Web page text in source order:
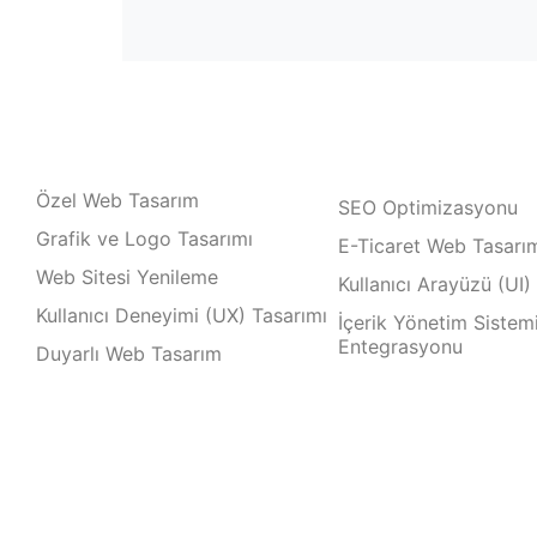
Özel Web Tasarım
Grafik ve Logo Tasarımı
Web Sitesi Yenileme
Kullanıcı Deneyimi (UX) Tasarımı
Duyarlı Web Tasarım
SEO Optimizasyonu
E-Ticaret Web
Kullanıcı Arayüzü (UI)
İçerik Yönetim
Entegrasyonu